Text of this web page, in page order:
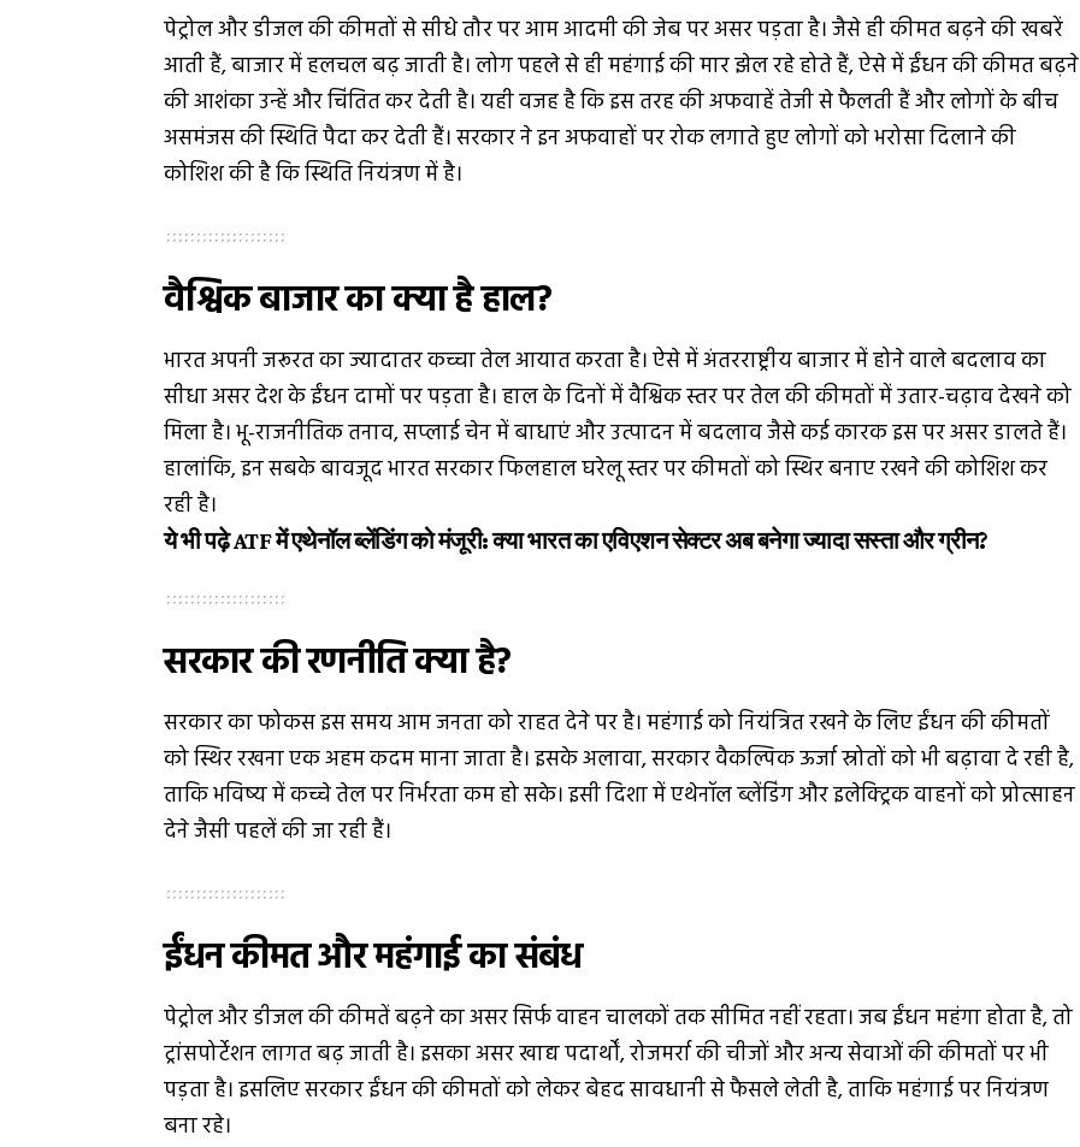
पेट्रोल और डीजल की कीमतों से सीधे तौर पर आम आदमी की जेब पर असर पड़ता है। जैसे ही कीमत बढ़ने की खबरें
आती हैं, बाजार में हलचल बढ़ जाती है। लोग पहले से ही महंगाई की मार झेल रहे होते हैं, ऐसे में ईंधन की कीमत बढ़ने
की आशंका उन्हें और चिंतित कर देती है। यही वजह है कि इस तरह की अफवाहें तेजी से फैलती हैं और लोगों के बीच
असमंजस की स्थिति पैदा कर देती हैं। सरकार ने इन अफवाहों पर रोक लगाते हुए लोगों को भरोसा दिलाने की
कोशिश की है कि स्थिति नियंत्रण में है।
वैश्विक बाजार का क्या है हाल?
भारत अपनी जरूरत का ज्यादातर कच्चा तेल आयात करता है। ऐसे में अंतरराष्ट्रीय बाजार में होने वाले बदलाव का
सीधा असर देश के ईंधन दामों पर पड़ता है। हाल के दिनों में वैश्विक स्तर पर तेल की कीमतों में उतार-चढ़ाव देखने को
मिला है। भू-राजनीतिक तनाव, सप्लाई चेन में बाधाएं और उत्पादन में बदलाव जैसे कई कारक इस पर असर डालते हैं।
हालांकि, इन सबके बावजूद भारत सरकार फिलहाल घरेलू स्तर पर कीमतों को स्थिर बनाए रखने की कोशिश कर
रही है।
ये भी पढ़ेATF में एथेनॉल ब्लेंडिंग को मंजूरी: क्या भारत का एविएशन सेक्टर अब बनेगा ज्यादा सस्ता और ग्रीन?
सरकार की रणनीति क्या है?
सरकार का फोकस इस समय आम जनता को राहत देने पर है। महंगाई को नियंत्रित रखने के लिए ईंधन की कीमतों
को स्थिर रखना एक अहम कदम माना जाता है। इसके अलावा, सरकार वैकल्पिक ऊर्जा स्रोतों को भी बढ़ावा दे रही है,
ताकि भविष्य में कच्चे तेल पर निर्भरता कम हो सके। इसी दिशा में एथेनॉल ब्लेंडिंग और इलेक्ट्रिक वाहनों को प्रोत्साहन
देने जैसी पहलें की जा रही हैं।
ईंधन कीमत और महंगाई का संबंध
पेट्रोल और डीजल की कीमतें बढ़ने का असर सिर्फ वाहन चालकों तक सीमित नहीं रहता। जब ईंधन महंगा होता है, तो
ट्रांसपोर्टेशन लागत बढ़ जाती है। इसका असर खाद्य पदार्थों, रोजमर्रा की चीजों और अन्य सेवाओं की कीमतों पर भी
पड़ता है। इसलिए सरकार ईंधन की कीमतों को लेकर बेहद सावधानी से फैसले लेती है, ताकि महंगाई पर नियंत्रण
बना रहे।